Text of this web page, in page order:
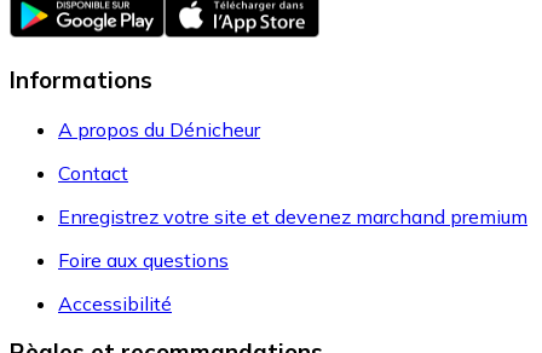
Informations
A propos du Dénicheur
Contact
Enregistrez votre site et devenez marchand premium
Foire aux questions
Accessibilité